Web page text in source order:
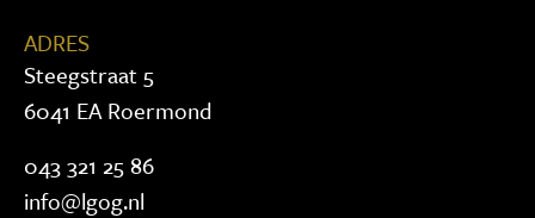
ADRES
Steegstraat 5
6041 EA Roermond
043 321 25 86
info@lgog.nl